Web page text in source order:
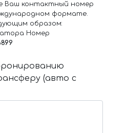
Ваш контактный номер
формате.
образом:
Номер
(авто с